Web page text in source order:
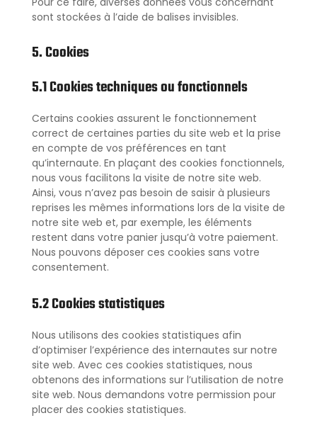
sont stockées à l’aide de balises invisibles.
5. Cookies
5.1 Cookies techniques ou fonctionnels
Certains cookies assurent le fonctionnement
correct de certaines parties du site web et la prise
en compte de vos préférences en tant
qu’internaute. En plaçant des cookies fonctionnels,
nous vous facilitons la visite de notre site web.
Ainsi, vous n’avez pas besoin de saisir à plusieurs
reprises les mêmes informations lors de la visite de
notre site web et, par exemple, les éléments
restent dans votre panier jusqu’à votre paiement.
Nous pouvons déposer ces cookies sans votre
consentement.
5.2 Cookies statistiques
Nous utilisons des cookies statistiques afin
d’optimiser l’expérience des internautes sur notre
site web. Avec ces cookies statistiques, nous
obtenons des informations sur l’utilisation de notre
site web. Nous demandons votre permission pour
placer des cookies statistiques.